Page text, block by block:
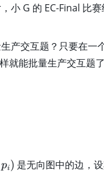
小 G 的 EC-Final 比
产交互题？只要在一
就能批量生产交互题了
pi) 是无向图中的边，